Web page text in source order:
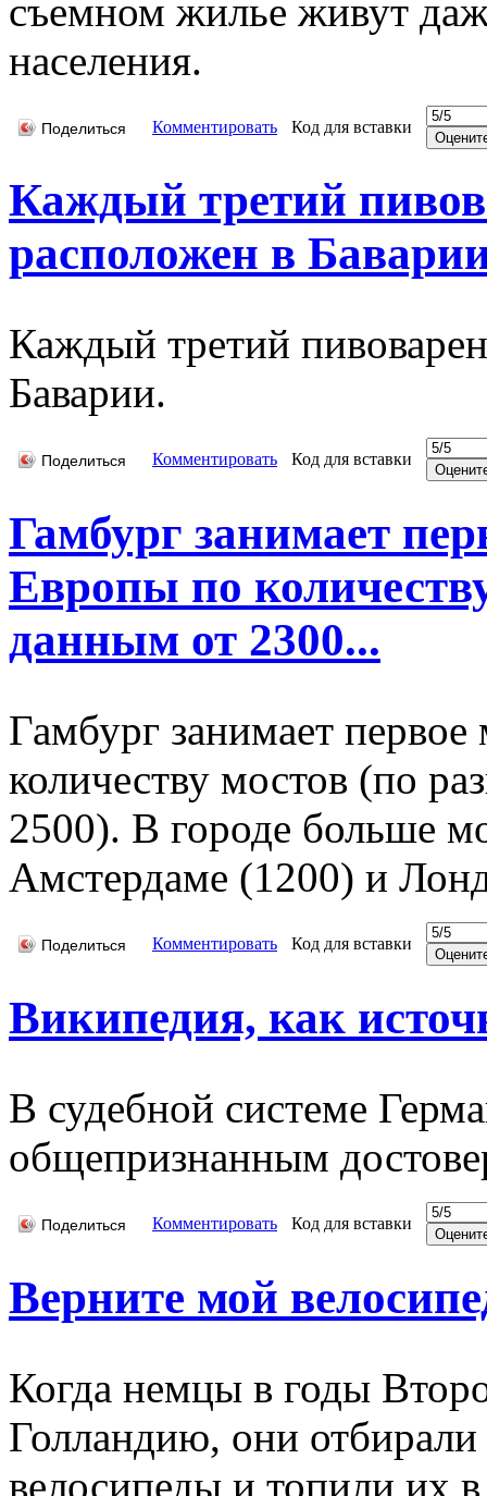
съемном жилье живут
населения.
Поделиться Комментировать Код для вставки
Каждый третий
расположен в
Каждый третий
Баварии.
Поделиться Комментировать Код для вставки
Гамбург занимает
Европы по
данным от 2300...
Гамбург занимает
количеству мостов (по
2500). В городе больше
Амстердаме (1200) и
Поделиться Комментировать Код для вставки
Википедия, как
В судебной системе
общепризнанным
Поделиться Комментировать Код для вставки
Верните мой
Когда немцы в годы
Голландию, они отбирали
велосипеды и топили их